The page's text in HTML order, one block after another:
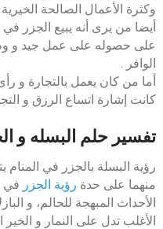
وكثرة الأعمال الصالحة
أيضا من يرى أنه يبيع الجزر
على حصوله على عمل جيد و
الوافر .
أما من كان يعمل بالتجارة و
كانت إشارة اتساع الرزق و
تفسير حلم البسله و
رؤية البسلة بالجزر في
منهما على حدة رؤية الجزر في
الأحداث المبهجة للحالم، و
الأغلب تدل على النمار و الخير